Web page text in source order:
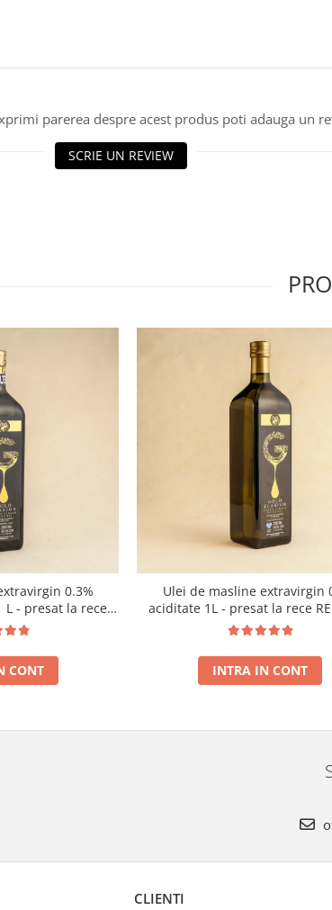
parerea despre acest produs poti adauga un
SCRIE UN REVIEW
0.3%
- presat la rece
NOUA
CONT
Ulei de masline extravirgin
aciditate 1L - presat la rece
NOUA
INTRA IN CONT
CLIENTI